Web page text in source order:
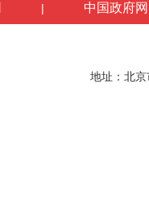
| 中国政府网
地址：北